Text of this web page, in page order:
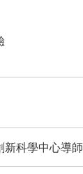
新科學中心導師